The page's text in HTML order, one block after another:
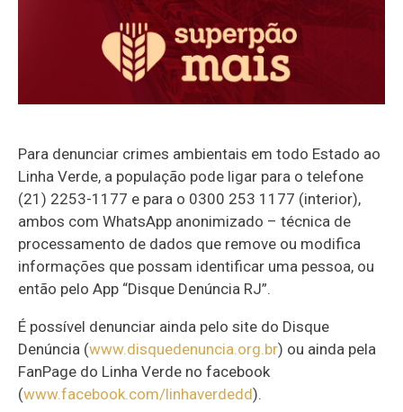
Para denunciar crimes ambientais em todo Estado ao
Linha Verde, a população pode ligar para o telefone
(21) 2253-1177 e para o 0300 253 1177 (interior),
ambos com WhatsApp anonimizado – técnica de
processamento de dados que remove ou modifica
informações que possam identificar uma pessoa, ou
então pelo App “Disque Denúncia RJ”.
É possível denunciar ainda pelo site do Disque
Denúncia (www.disquedenuncia.org.br) ou ainda pela
FanPage do Linha Verde no facebook
(www.facebook.com/linhaverdedd).